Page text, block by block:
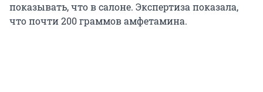
показывать, что в салоне. Экспертиза показала,
что почти 200 граммов амфетамина.